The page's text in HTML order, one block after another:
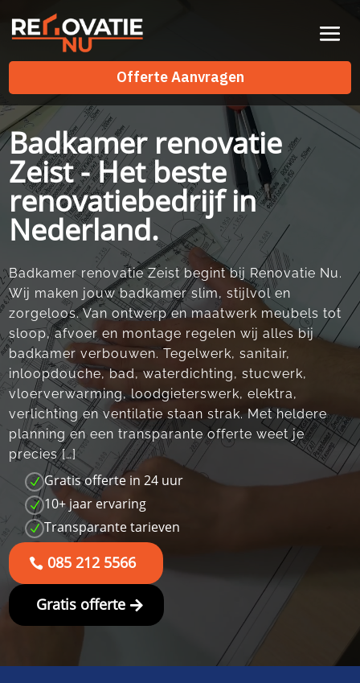
Offerte Aanvragen
Offerte Aanvragen
Badkamer renovatie
Zeist - Het beste
renovatiebedrijf in
Nederland.
Badkamer renovatie Zeist begint bij Renovatie Nu.​
Wij maken jouw badkamer slim, stijlvol en
zorgeloos.​ Van ontwerp en maatwerk meubels tot
sloop, afvoer en montage regelen wij alles bij
badkamer verbouwen.​ Tegelwerk, sanitair,
inloopdouche, bad, waterdichting, stucwerk,
vloerverwarming, loodgieterswerk, elektra,
verlichting en ventilatie staan strak.​ Met heldere
planning en een transparante offerte weet je
precies […]
N Gratis offerte in 24 uur
N 10+ jaar ervaring
N Transparante tarieven
085 212 5566
Gratis offerte